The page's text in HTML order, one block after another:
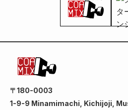
〒180-0003
1-9-9 Minamimachi, Kichijoji,